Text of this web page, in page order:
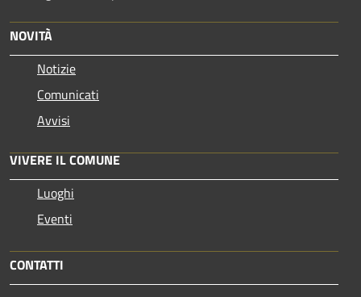
NOVITÀ
Notizie
Comunicati
Avvisi
VIVERE IL COMUNE
Luoghi
Eventi
CONTATTI